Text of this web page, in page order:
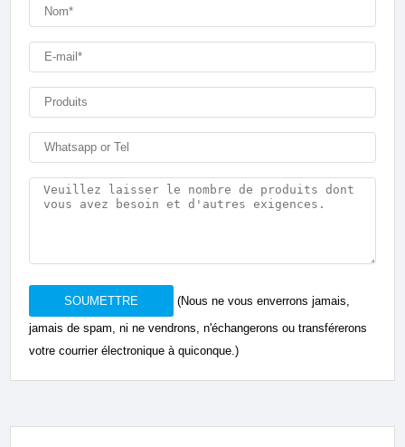
SOUMETTRE
(Nous ne vous enverrons jamais,
jamais de spam, ni ne vendrons, n'échangerons ou transférerons
votre courrier électronique à quiconque.)